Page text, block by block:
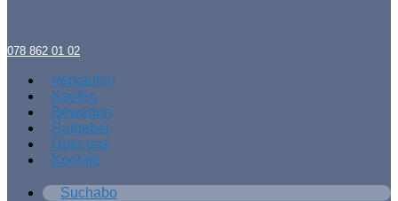
078 862 01 02
Verkaufen
Kaufen
Bewerten
Ratgeber
Über uns
Kontakt
Suchabo